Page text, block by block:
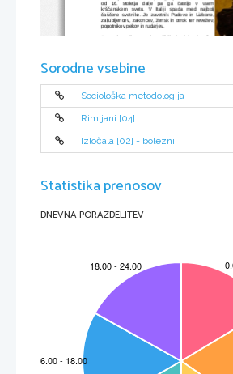
od   16.   stoletja   dalje   pa   ga   častijo   v   vsem
krščanskem   svetu.   V   Italiji   spada   med   najbolj
čaščene svetnike. Je zavetnik Padove in Lizbone,
zaljubljencev, zakoncev, žensk in otrok ter revežev,
popotnikov pekov in rudarjev.
Sorodne vsebine
Sociološka metodologija
Rimljani [04]
Izločala [02] - bolezni
Statistika prenosov
DNEVNA PORAZDELITEV